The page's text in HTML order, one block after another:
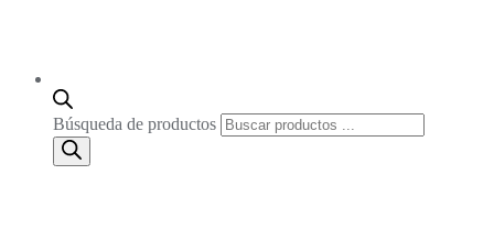
Búsqueda de productos